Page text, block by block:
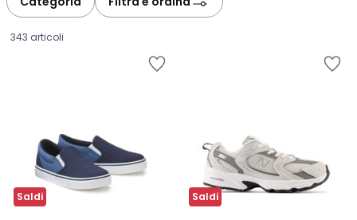
343 articoli
Saldi Saldi